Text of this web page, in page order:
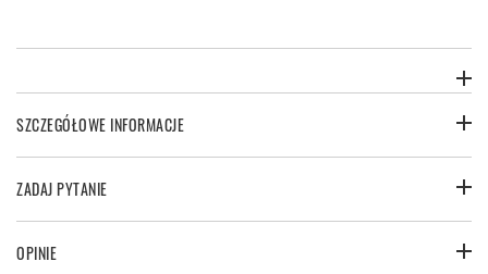
SZCZEGÓŁOWE INFORMACJE
ZADAJ PYTANIE
OPINIE